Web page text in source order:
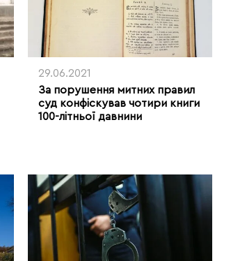
29.06.2021
За порушення митних правил
суд конфіскував чотири книги
100-літньої давнини